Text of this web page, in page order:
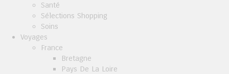
Santé
Sélections Shopping
Soins
Voyages
France
Bretagne
Pays De La Loire